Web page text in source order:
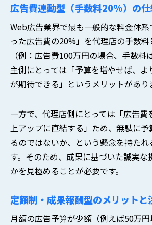
広告費連動型（手数料20%）の
Web広告業界で最も一般的な料金体
った広告費の20%」を代理店の手数
（例：広告費100万円の場合、手数料
主側にとっては「予算を増やせば、よ
が期待できる」というメリットがあり
一方で、代理店側にとっては「広告費
上アップに直結する」ため、無駄に
るのではないか、という懸念を持たれ
す。そのため、成果に基づいた誠実な
かを見極めることが必要です。
定額制・成果報酬型のメリットと
月額の広告予算が少額（例えば50万円